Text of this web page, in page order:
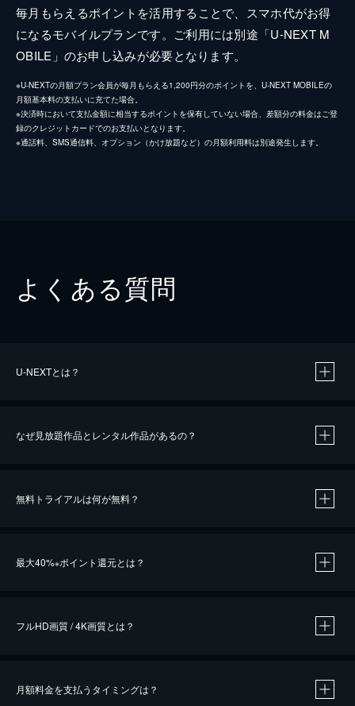
毎月もらえるポイントを活用することで、スマホ代がお得
になるモバイルプランです。ご利用には別途「U-NEXT M
OBILE」のお申し込みが必要となります。
※U-NEXTの月額プラン会員が毎月もらえる1,200円分のポイントを、U-NEXT MOBILEの
月額基本料の支払いに充てた場合。
※決済時において支払金額に相当するポイントを保有していない場合、差額分の料金はご登
録のクレジットカードでのお支払いとなります。
※通話料、SMS通信料、オプション（かけ放題など）の月額利用料は別途発生します。
よくある質問
U-NEXTとは？
なぜ見放題作品とレンタル作品があるの？
無料トライアルは何が無料？
最大40%※ポイント還元とは？
※40％ポイント還元の対象は、クレジットカード決済による作品の購入 / レンタルです。
iOSアプリのUコイン決済による作品の購入 / レンタルは、20％のポイント還元です。
フルHD画質 / 4K画質とは？
月額料金を支払うタイミングは？